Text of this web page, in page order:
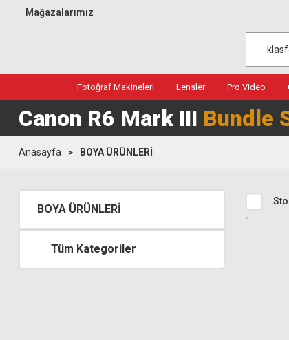
Mağazalarımız
Fotoğraf Makineleri Lensler Pro Video
Canon R6 Mark III Bundle
Anasayfa BOYA ÜRÜNLERİ
BOYA ÜRÜNLERİ
Tüm Kategoriler